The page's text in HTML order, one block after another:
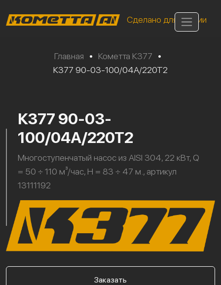
Сделано для России
Главная • Кометта К377
•
К377 90-03-100/04А/220Т2
К377 90-03-
100/04А/220Т2
Многоступенчатый насос из AISI 304, 22 кВт, Q
= 50 ÷ 110 м³/час, H = 83 ÷ 47 м., артикул
13111192
Заказать